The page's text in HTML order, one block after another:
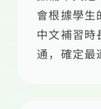
會根據學生
中文補習時
通，確定最